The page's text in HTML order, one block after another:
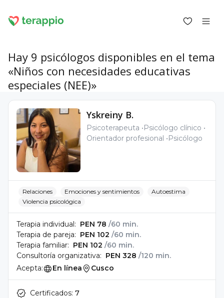
Iniciar sesión como cliente
Iniciar sesión como psicólogo
Servicios
Blog
Foro
Para los psicólogos
Sobre terappio
office@terappio.com
Hay 9 psicólogos disponibles en el tema
«Niños con necesidades educativas
especiales (NEE)»
Yskreiny B.
Psicoterapeuta
Psicólogo clínico
Orientador profesional
Psicólogo
Relaciones Emociones y sentimientos
Autoestima
Violencia psicológica
Terapia individual: PEN 78 /60 min.
Terapia de pareja: PEN 102 /60 min.
Terapia familiar: PEN 102 /60 min.
Consultoría organizativa: PEN 328 /120 min.
Acepta:
En línea Cusco
Certificados: 7